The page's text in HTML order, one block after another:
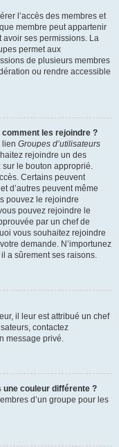
l’accès des membres et
membre peut appartenir
ses permissions. La
permet aux
de plusieurs membres
ou rendre accessible
les rejoindre ?
lien Groupes d’utilisateurs
rejoindre un des
le bouton approprié.
Certains peuvent
d’autres peuvent même
pouvez le rejoindre
pouvez rejoindre le
par un chef de
vous souhaitez rejoindre
demande. N’importunez
a sûrement ses raisons.
il leur est attribué un chef
contactez
message privé.
couleur différente ?
d’un groupe pour les